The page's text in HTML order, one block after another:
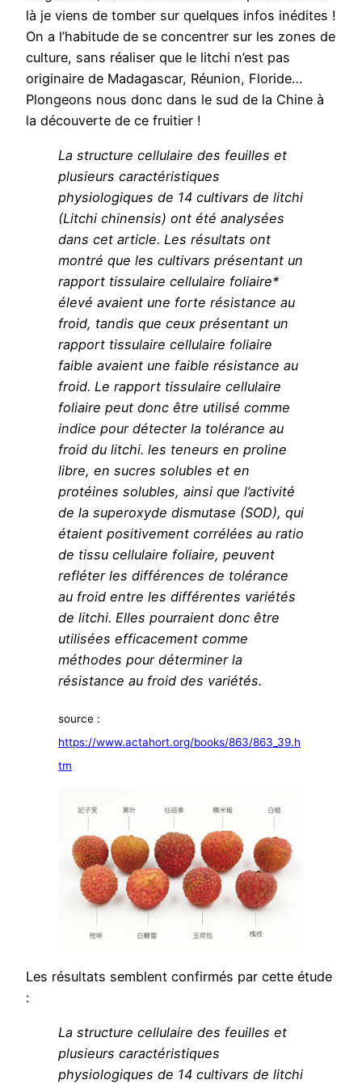
là je viens de tomber sur quelques infos inédites !
On a l’habitude de se concentrer sur les zones de
culture, sans réaliser que le litchi n’est pas
originaire de Madagascar, Réunion, Floride…
Plongeons nous donc dans le sud de la Chine à
la découverte de ce fruitier !
La structure cellulaire des feuilles et
plusieurs caractéristiques
physiologiques de 14 cultivars de litchi
(Litchi chinensis) ont été analysées
dans cet article. Les résultats ont
montré que les cultivars présentant un
rapport tissulaire cellulaire foliaire*
élevé avaient une forte résistance au
froid, tandis que ceux présentant un
rapport tissulaire cellulaire foliaire
faible avaient une faible résistance au
froid. Le rapport tissulaire cellulaire
foliaire peut donc être utilisé comme
indice pour détecter la tolérance au
froid du litchi. les teneurs en proline
libre, en sucres solubles et en
protéines solubles, ainsi que l’activité
de la superoxyde dismutase (SOD), qui
étaient positivement corrélées au ratio
de tissu cellulaire foliaire, peuvent
refléter les différences de tolérance
au froid entre les différentes variétés
de litchi. Elles pourraient donc être
utilisées efficacement comme
méthodes pour déterminer la
résistance au froid des variétés.
source :
https://www.actahort.org/books/863/863_39.h
tm
Les résultats semblent confirmés par cette étude
:
La structure cellulaire des feuilles et
plusieurs caractéristiques
physiologiques de 14 cultivars de litchi